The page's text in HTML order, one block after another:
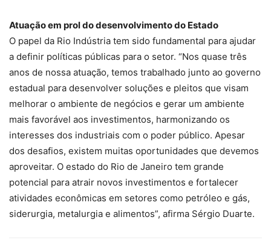
Atuação em prol do desenvolvimento do Estado
O papel da Rio Indústria tem sido fundamental para ajudar
a definir políticas públicas para o setor. “Nos quase três
anos de nossa atuação, temos trabalhado junto ao governo
estadual para desenvolver soluções e pleitos que visam
melhorar o ambiente de negócios e gerar um ambiente
mais favorável aos investimentos, harmonizando os
interesses dos industriais com o poder público. Apesar
dos desafios, existem muitas oportunidades que devemos
aproveitar. O estado do Rio de Janeiro tem grande
potencial para atrair novos investimentos e fortalecer
atividades econômicas em setores como petróleo e gás,
siderurgia, metalurgia e alimentos”, afirma Sérgio Duarte.